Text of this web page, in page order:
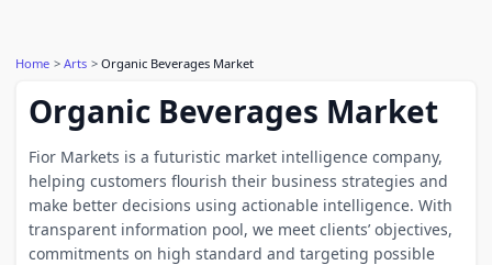
Home Arts Organic Beverages Market
Organic Beverages Market
Fior Markets is a futuristic market intelligence company,
helping customers flourish their business strategies and
make better decisions using actionable intelligence. With
transparent information pool, we meet clients’ objectives,
commitments on high standard and targeting possible